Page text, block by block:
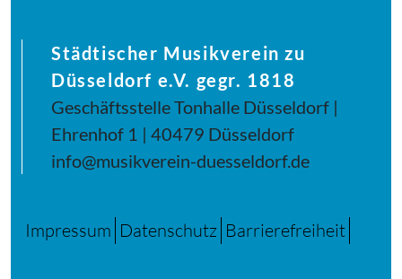
Städtischer Musikverein zu
Düsseldorf e.V. gegr. 1818
Geschäftsstelle Tonhalle Düsseldorf |
Ehrenhof 1 | 40479 Düsseldorf
info@musikverein-duesseldorf.de
Impressum Datenschutz Barrierefreiheit